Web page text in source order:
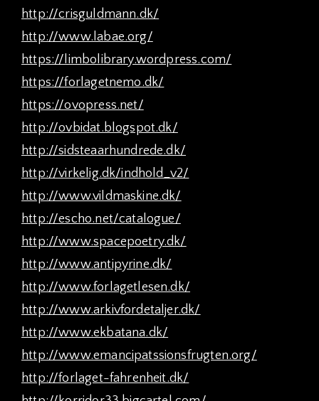
http://crisguldmann.dk/
http://www.labae.org/
https://limbolibrary.wordpress.com/
https://forlagetnemo.dk/
https://ovopress.net/
http://ovbidat.blogspot.dk/
http://sidsteaarhundrede.dk/
http://virkelig.dk/indhold_v2/
http://www.vildmaskine.dk/
http://escho.net/catalogue/
http://www.spacepoetry.dk/
http://www.antipyrine.dk/
http://www.forlagetlesen.dk/
http://www.arkivfordetaljer.dk/
http://www.ekbatana.dk/
http://www.emancipatssionsfrugten.org/
http://forlaget-fahrenheit.dk/